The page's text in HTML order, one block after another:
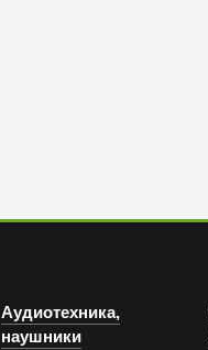
Аудиотехника,
наушники